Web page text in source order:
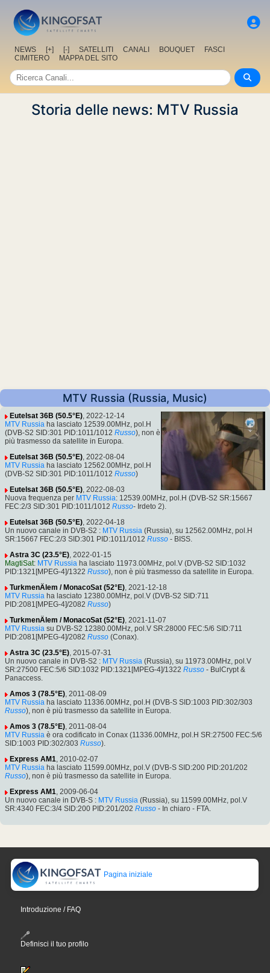
NEWS [+] [-] SATELLITI CANALI BOUQUET
FASCI
CIMITERO
MAPPA DEL SITO
Storia delle news: MTV Russia
MTV Russia (Russia, Music)
Eutelsat 36B (50.5°E), 2022-12-14
MTV Russia ha lasciato 12539.00MHz, pol.H
(DVB-S2 SID:301 PID:1011/1012 Russo), non è
più trasmesso da satellite in Europa.
Eutelsat 36B (50.5°E), 2022-08-04
MTV Russia ha lasciato 12562.00MHz, pol.H
(DVB-S2 SID:301 PID:1011/1012 Russo)
Eutelsat 36B (50.5°E), 2022-08-03
Nuova frequenza per MTV Russia: 12539.00MHz, pol.H (DVB-S2 SR:15667
FEC:2/3 SID:301 PID:1011/1012 Russo- Irdeto 2).
Eutelsat 36B (50.5°E), 2022-04-18
Un nuovo canale in DVB-S2 : MTV Russia (Russia), su 12562.00MHz, pol.H
SR:15667 FEC:2/3 SID:301 PID:1011/1012 Russo - BISS.
Astra 3C (23.5°E), 2022-01-15
MagtiSat: MTV Russia ha lasciato 11973.00MHz, pol.V (DVB-S2 SID:1032
PID:1321[MPEG-4]/1322 Russo), non è più trasmesso da satellite in Europa.
TurkmenÄlem / MonacoSat (52°E), 2021-12-18
MTV Russia ha lasciato 12380.00MHz, pol.V (DVB-S2 SID:711
PID:2081[MPEG-4]/2082 Russo)
TurkmenÄlem / MonacoSat (52°E), 2021-11-07
MTV Russia su DVB-S2 12380.00MHz, pol.V SR:28000 FEC:5/6 SID:711
PID:2081[MPEG-4]/2082 Russo (Conax).
Astra 3C (23.5°E), 2015-07-31
Un nuovo canale in DVB-S2 : MTV Russia (Russia), su 11973.00MHz, pol.V
SR:27500 FEC:5/6 SID:1032 PID:1321[MPEG-4]/1322 Russo - BulCrypt &
Panaccess.
Amos 3 (78.5°E), 2011-08-09
MTV Russia ha lasciato 11336.00MHz, pol.H (DVB-S SID:1003 PID:302/303
Russo), non è più trasmesso da satellite in Europa.
Amos 3 (78.5°E), 2011-08-04
MTV Russia è ora codificato in Conax (11336.00MHz, pol.H SR:27500 FEC:5/6
SID:1003 PID:302/303 Russo).
Express AM1, 2010-02-07
MTV Russia ha lasciato 11599.00MHz, pol.V (DVB-S SID:200 PID:201/202
Russo), non è più trasmesso da satellite in Europa.
Express AM1, 2009-06-04
Un nuovo canale in DVB-S : MTV Russia (Russia), su 11599.00MHz, pol.V
SR:4340 FEC:3/4 SID:200 PID:201/202 Russo - In chiaro - FTA.
Pagina iniziale
Introduzione / FAQ
Definisci il tuo profilo